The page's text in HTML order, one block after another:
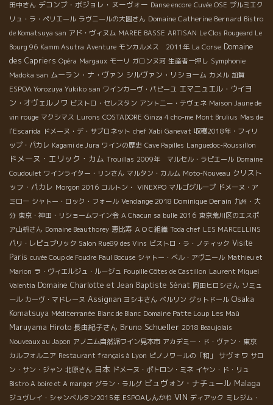
田中さん デコンブ・ボジョレ・ヌーヴォー Danse encore Cuvée OSE プルミエク
リュ・ラ・ペリエール ラヴニールの大園さん Domaine Catherine Bernard Bistro
de Komatsuya san アド・ヴィヌム MAREE BASSE ARTISAN Le Clos Rougeard Le
Bourg 96 Kamm Asutra Aventure モンカルメス 2011年 La Corse Domaine
des Capriers Opéra Margaux モーリ ガロンヌ河 生産者一押し Symphonie
Madoka san ムーラン・ナ・ヴァン シルヴァン・リショーム カメル 加賀
ESPOA Yorozuya Yukiko san ワインカーヴ・パピーユ エマニュエル・ウイヨ
ン・オヴェルノワ ビストロ・セレスタン アントニー・テヴェネ Maison Jaune de
vin rouge マクシマス Lurons COSTADORE Ginza 4 cho-me Mont Brulius Mas de
l'Escarida ドメーヌ・デ・サブロネット chef Xabi Ganevat 収穫2018年・フィリ
ップ・パカレ Kagami de Jura ワインの歴史 Cave Papilles Languedoc-Roussillon
ドメーヌ・エリック・カム Trouillas 2009年 マルセル・ラピエール Domaine
Coudoulet ワインライター・リンさん マルタン・カルム Moto-Nouveau クリスト
ッフ・パカレ Morgon 2016 コルトン・ VINEXPO マルゴグループ ドメーヌ・ア
ミロー シャトー・ロック・フォール Vendange 2018 Dominique Derain 九州・大
分 東京・神田・リショームワイン会 A Chacun sa bulle 2016 東京荒川区のエスポ
ア山枡さん Domaine Beauthorey 恵比寿 ＡＯＣ組織 Toda chef LES MARCELLINS
パリ・レピュブリック Salon Rue89 des Vins ビストロ・ラ・ノティック Visite
Paris cuvée Coup de Foudre Paul Bocuse シャトー・ベル・アヴニール Mathieu et
Marion ラ・ヴィエルジュ・ルージュ Poupille Côtes de Castillon Laurent Miquel
Valentia Domaine Charlotte et Jean Baptiste Sénat 岡田ヒロシさん ソミュ
ール カーヴ・マドレーヌ Assignan ヨシキさん ベルリン グットドール Osaka
Komatsuya Méditerranée Blanc de Blanc Domaine Patte Loup Les Maù
Maruyama Hiroto 長由紀子さん Bruno Schueller 2018 Beaujolais
Nouveaux au Japon アノニム自然派ワイン見本市 アカデミー・ド・ヴァン・東京
カルフォルニア Restaurant français à Lyon ピノノワールの「和」 サヴォワ サロ
ン・サン・ジャン 北原さん 日本 ドメーヌ・ポトロン・ミネ イヤン・ド・リュ
Bistro A boire et A manger グラン・ラルグ ビュヴォン・ナチュール Malaga
ジュヴレイ・シャンベルタン2015年 ESPOAしんかわ VIN ディアック ミレジム・